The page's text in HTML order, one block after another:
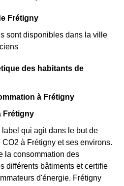
Frétigny
sont disponibles dans la ville
des habitants de
à Frétigny
Frétigny
qui agit dans le but de
à Frétigny et ses environs.
la consommation des
différents bâtiments et certifie
d'énergie. Frétigny